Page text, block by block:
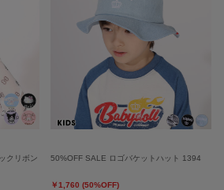
クリボン
50%OFF SALE ロゴバケットハット 1394
￥1,760 (50%OFF)